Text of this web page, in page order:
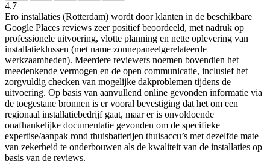
4.7
Ero installaties (Rotterdam) wordt door klanten in de beschikbare
Google Places reviews zeer positief beoordeeld, met nadruk op
professionele uitvoering, vlotte planning en nette oplevering van
installatieklussen (met name zonnepaneelgerelateerde
werkzaamheden). Meerdere reviewers noemen bovendien het
meedenkende vermogen en de open communicatie, inclusief het
zorgvuldig checken van mogelijke dakproblemen tijdens de
uitvoering. Op basis van aanvullend online gevonden informatie via
de toegestane bronnen is er vooral bevestiging dat het om een
regionaal installatiebedrijf gaat, maar er is onvoldoende
onafhankelijke documentatie gevonden om de specifieke
expertise/aanpak rond thuisbatterijen thuisaccu’s met dezelfde mate
van zekerheid te onderbouwen als de kwaliteit van de installaties op
basis van de reviews.